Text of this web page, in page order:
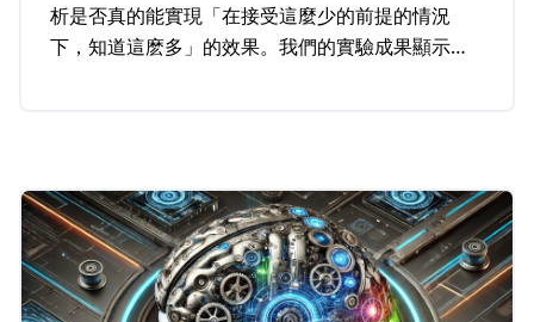
析是否真的能實現「在接受這麼少的前提的情況
下，知道這麽多」的效果。我們的實驗成果顯示
常非常少的語言學知識就省下了非常多的資源。